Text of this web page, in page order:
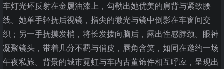
车灯光环反射在金属油漆上，勾勒出她优美的肩背与紧致腰
线。她单手轻抚后视镜，指尖的微光与镜中倒影在车窗间交
织；另一手抚摸发梢，将长发拨向脑后，露出性感脖颈。眼神
凝聚镜头，带着几分不羁与俏皮，唇角含笑，如同在邀约一场
午夜私旅。背景的城市霓虹与车内古董饰件相互呼应，呈现出